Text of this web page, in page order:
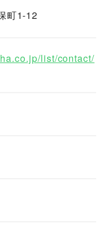
町1-12
list/contact/